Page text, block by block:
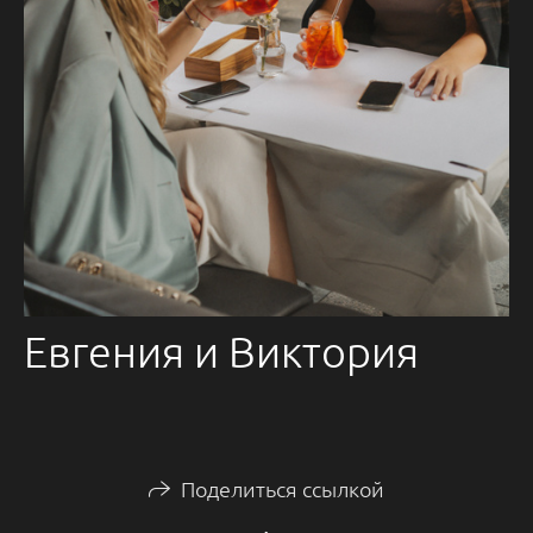
Евгения и Виктория
Поделиться ссылкой